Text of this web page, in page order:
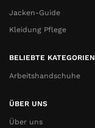
Jacken-Guide
Kleidung Pflege
BELIEBTE KATEGORIEN
Arbeitshandschuhe
ÜBER UNS
Über uns